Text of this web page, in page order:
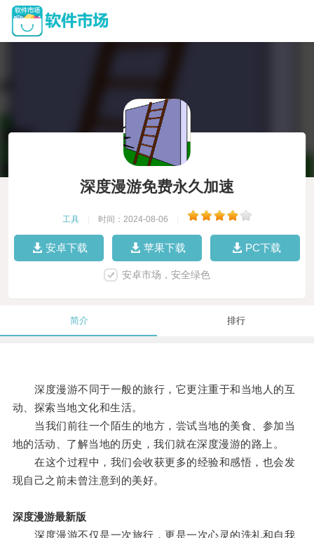
深度漫游免费永久加速
工具 时间：2024-08-06
安卓下载 苹果下载 PC下载
安卓市场，安全绿色
简介 排行
深度漫游不同于一般的旅行，它更注重于和当地人的互
动、探索当地文化和生活。
当我们前往一个陌生的地方，尝试当地的美食、参加当
地的活动、了解当地的历史，我们就在深度漫游的路上。
在这个过程中，我们会收获更多的经验和感悟，也会发
现自己之前未曾注意到的美好。
深度漫游最新版
深度漫游不仅是一次旅行，更是一次心灵的洗礼和自我